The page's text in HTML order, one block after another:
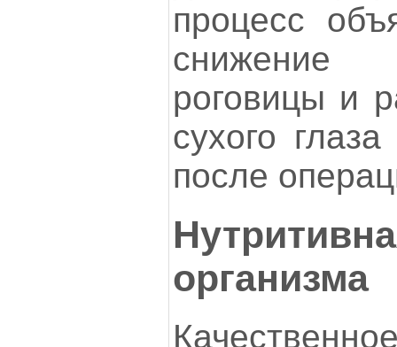
процесс
снижение
роговицы и
сухого
после
организма